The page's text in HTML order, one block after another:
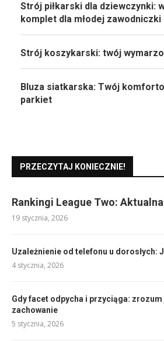
Strój piłkarski dla dziewczynki:
komplet dla młodej zawodniczki
Strój koszykarski: twój
Bluza siatkarska: Twój
parkiet
PRZECZYTAJ KONIECZNIE!
Rankingi League Two:
19 stycznia, 2026
Uzależnienie od telefonu u dorosłych:
4 stycznia, 2026
Gdy facet odpycha i przyciąga:
zachowanie
5 stycznia, 2026